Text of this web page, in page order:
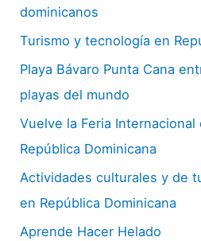
dominicanos
Turismo y tecnología en
Playa Bávaro Punta Cana
playas del mundo
Vuelve la Feria
República Dominicana
Actividades culturales y de
en República Dominicana
Aprende Hacer Helado